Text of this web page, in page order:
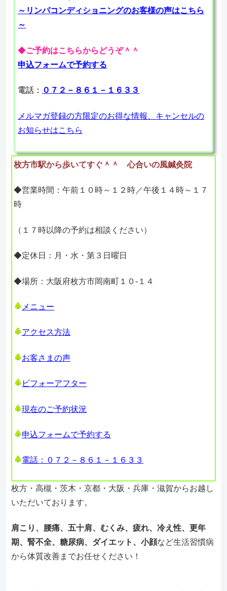
～リンパコンディショニングのお客様の声はこちら
～
◆ご予約はこちらからどうぞ＾＾
申込フォームで予約する
電話： ０７２－８６１－１６３３
メルマガ登録の方限定のお得な情報、キャンセルの
お知らせはこちら
枚方市駅から歩いてすぐ＾＾ 心合いの風鍼灸院
◆営業時間：午前１０時～１２時／午後１４時～１７
時
（１７時以降の予約は相談ください）
◆定休日：月・水・第３日曜日
◆場所：大阪府枚方市岡南町１０-１４
メニュー
アクセス方法
お客さまの声
ビフォーアフター
現在のご予約状況
申込フォームで予約する
電話：０７２－８６１－１６３３
枚方・高槻・茨木・京都・大阪・兵庫・滋賀からお越し
いただいております。
肩こり、腰痛、五十肩、むくみ、疲れ、冷え性、更年
期、腎不全、糖尿病、ダイエット、小顔など生活習慣病
から体質改善までお任せください！